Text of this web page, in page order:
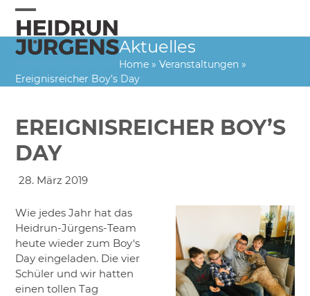
Skip
content
Open
mobile
menu
Close
mobile
menu
Aktuelles
Home »Veranstaltungen »
Ereignisreicher Boy’s Day
EREIGNISREICHER BOY’S
DAY
28. März 2019
Wie jedes Jahr hat das
Heidrun-Jürgens-Team
heute wieder zum Boy‘s
Day eingeladen. Die vier
Schüler und wir hatten
einen tollen Tag